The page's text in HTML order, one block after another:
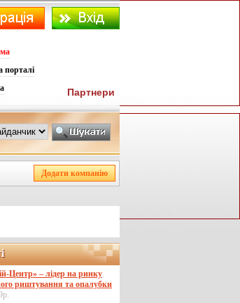
порталі
Партнери
Центр» – лідер на ринку
риштування та опалубки